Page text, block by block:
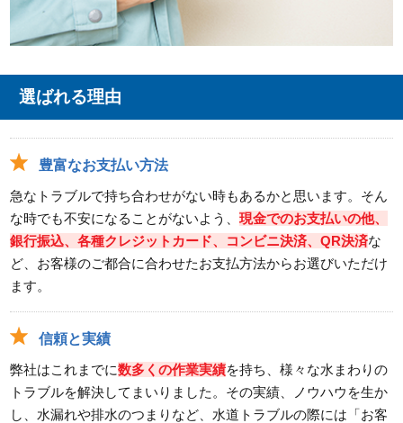
選ばれる理由
豊富なお支払い方法
急なトラブルで持ち合わせがない時もあるかと思います。そん
な時でも不安になることがないよう、現金でのお支払いの他、
銀行振込、各種クレジットカード、コンビニ決済、QR決済な
ど、お客様のご都合に合わせたお支払方法からお選びいただけ
ます。
信頼と実績
弊社はこれまでに数多くの作業実績を持ち、様々な水まわりの
トラブルを解決してまいりました。その実績、ノウハウを生か
し、水漏れや排水のつまりなど、水道トラブルの際には「お客